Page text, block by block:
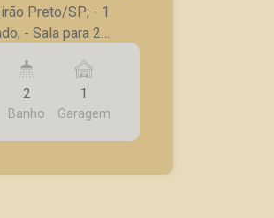
Preto/SP; - 1
- Sala para 2
- Varanda; -
- 1 vaga de
prevista para Julho
tabelas atualizadas
tem
2
Banho
1
Garagem